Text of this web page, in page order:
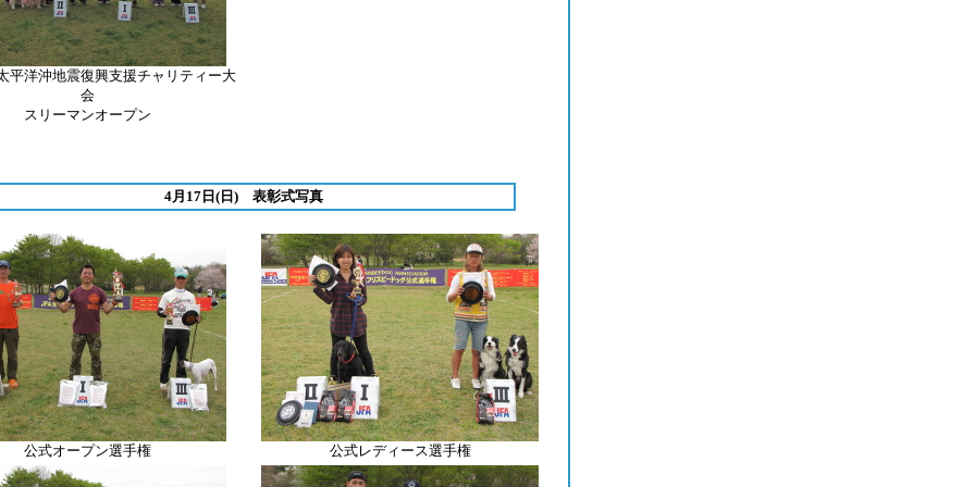
平洋沖地震復興支援チャリティー大
会
スリーマンオープン
4月17日(日) 表彰式写真
公式オープン選手権 公式レディース選手権